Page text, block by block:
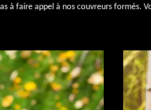
à faire appel à nos couvreurs formés.